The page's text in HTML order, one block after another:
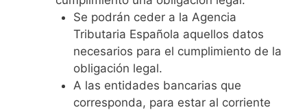
Se podrán ceder a la Agencia
Tributaria Española aquellos datos
necesarios para el cumplimiento de la
obligación legal.
A las entidades bancarias que
corresponda, para estar al corriente